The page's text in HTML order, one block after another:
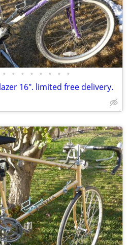
• • • • • • • •
16". limited free delivery.